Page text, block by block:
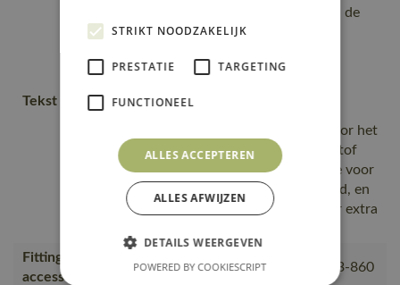
Tekst usp
bewegingsvrijheid., De naad in de
nek is afgezet met een zacht
voorkomen., Extra
elastische reflectiestrepen.,
Voorzakken met ritssluiting voor het
veilig opbergen van spullen., Stof
met polyester aan de voorzijde voor
duurzaamheid en kleurechtheid, en
katoen aan de achterkant voor extra
Fitting
accessories
18050-802, 50602-010, 50143-860
STRIKT NOODZAKELIJK
PRESTATIE TARGETING
FUNCTIONEEL
ALLES ACCEPTEREN
ALLES AFWIJZEN
DETAILS WEERGEVEN
POWERED BY COOKIESCRIPT